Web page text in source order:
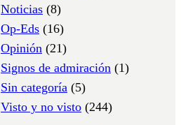
Noticias (8)
Op-Eds (16)
Opinión (21)
Signos de admiración (1)
Sin categoría (5)
Visto y no visto (244)